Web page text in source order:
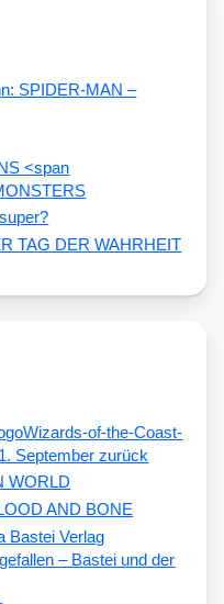
SPIDER-MAN –
<span
TAG DER WAHRHEIT
Wizards-of-the-Coast-
September zurück
WORLD
AND BONE
– Bastei und der